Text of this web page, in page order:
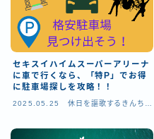
レントゲン、ポータブル
CT CT撮影に関連する内容
MRI MRIに関連する内容を
救命救急 救命救急に関連
セキスイハイムスーパーアリーナ
に車で行くなら、「特P」でお得
に駐車場探しを攻略！！
2025.05.25
休日を謳歌するきんちゃ